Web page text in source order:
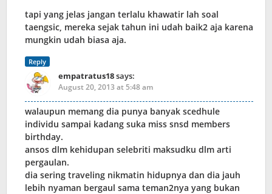
tapi yang jelas jangan terlalu khawatir lah soal
taengsic, mereka sejak tahun ini udah baik2 aja karena
mungkin udah biasa aja.
Reply
empatratus18says:
August 20, 2013 at 5:48 am
walaupun memang dia punya banyak scedhule
individu sampai kadang suka miss snsd members
birthday.
ansos dlm kehidupan selebriti maksudku dlm arti
pergaulan.
dia sering traveling nikmatin hidupnya dan dia jauh
lebih nyaman bergaul sama teman2nya yang bukan